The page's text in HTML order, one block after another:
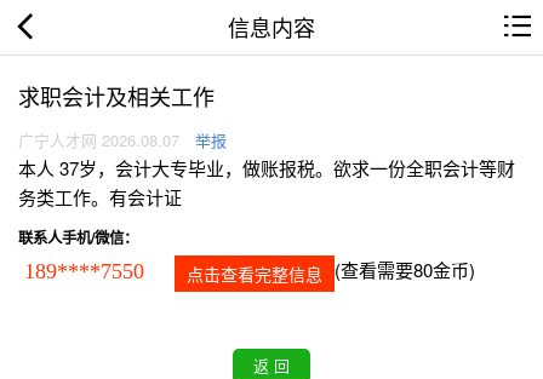
信息内容
求职会计及相关工作
广宁人才网 2026.08.07 举报
本人 37岁，会计大专毕业，做账报税。欲求一份全职会计等财
务类工作。有会计证
联系人手机/微信：
189****7550 点击查看完整信息 (查看需要80金币)